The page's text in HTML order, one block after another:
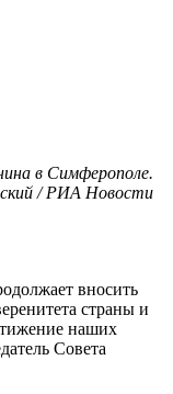
в Симферополе.
/ РИА Новости
вносить
страны и
наших
Совета